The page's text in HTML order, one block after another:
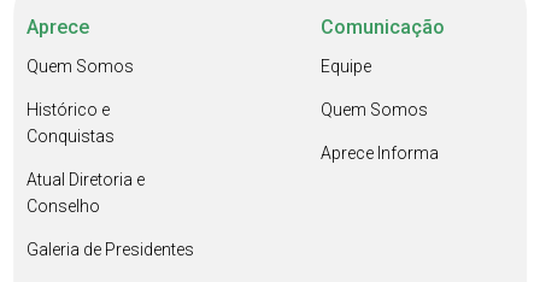
Aprece
Quem Somos
Histórico e
Conquistas
Atual Diretoria e
Conselho
Galeria de Presidentes
Comunicação
Equipe
Quem Somos
Aprece Informa